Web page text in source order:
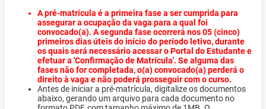
A pré-matrícula é a primeira fase a ser cumprida para
assegurar a ocupação da vaga para a qual foi
convocado(a). A segunda fase ocorrerá nos 05 (cinco)
primeiros dias úteis do início do período letivo, durante
os quais será necessário acessar o Portal do Estudante e
efetuar a 'Confirmação de Matrícula'. Se alguma das
fases não for completada, o(a) convocado(a) perderá o
direito à vaga e não poderá prosseguir com o curso.
Antes de iniciar a pré-matrícula, digitalize os documentos
abaixo, gerando um arquivo para cada documento no